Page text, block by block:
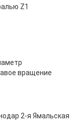
Z1
вращение
2-я Ямальская